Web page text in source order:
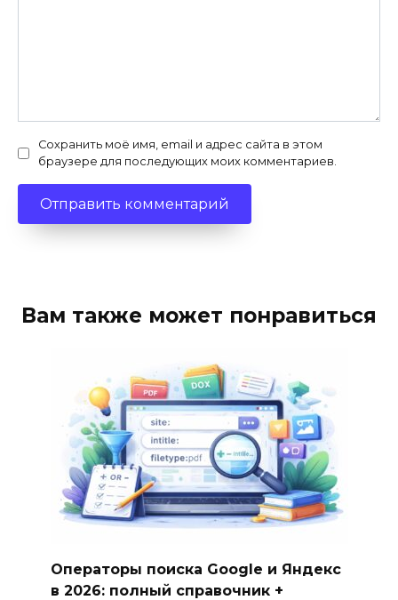
Сохранить моё имя, email и адрес сайта в этом
браузере для последующих моих комментариев.
Вам также может понравиться
Операторы поиска Google и Яндекс
в 2026: полный справочник +